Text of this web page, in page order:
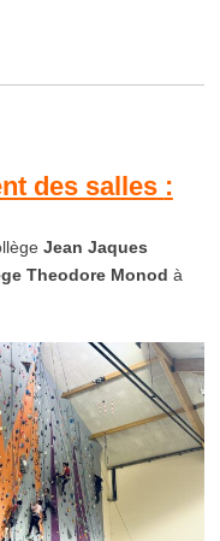
des salles :
Jean Jaques
Theodore Monod à